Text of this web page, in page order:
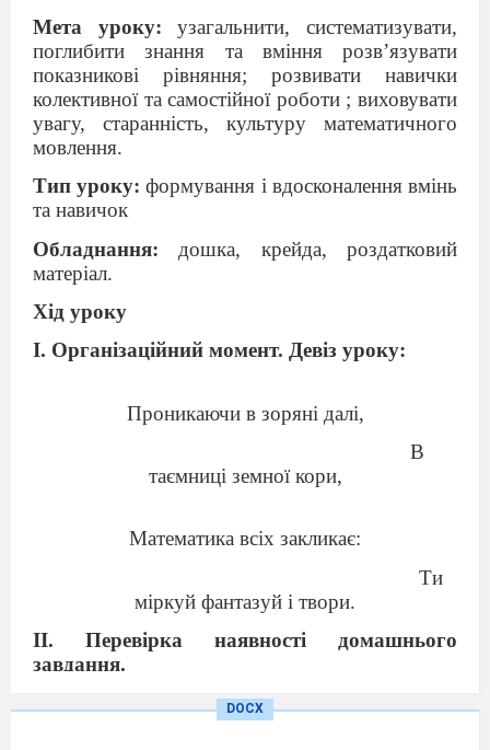
Мета уроку:узагальнити, систематизувати,
поглибити знання та вміння розв’язувати
показникові рівняння; розвивати навички
колективної та самостійної роботи ; виховувати
увагу, старанність, культуру математичного
мовлення.
Тип уроку:формування і вдосконалення вмінь
та навичок
Обладнання: дошка, крейда, роздатковий
матеріал.
Хід уроку
І. Організаційний момент. Девіз уроку:
Проникаючи в зоряні далі,
В
таємниці земної кори,
Математика всіх закликає:
Ти
міркуй фантазуй і твори.
ІІ. Перевірка наявності домашнього
завдання.
ІІІ. Актуалізація опорних знань.
DOCX